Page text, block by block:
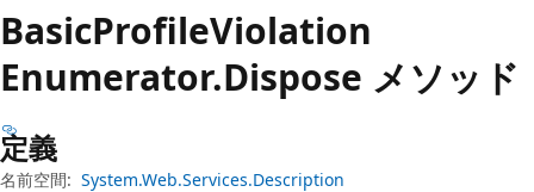
ッ
プ
BasicProfileViolation
Enumerator.Dispose メソッド
定義
名前空間: System.Web.Services.Description